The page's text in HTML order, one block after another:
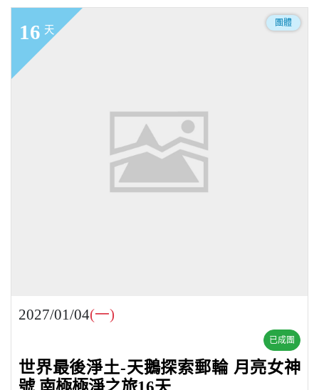
16 天
團體
2027/01/04(一)
已成團
世界最後淨土-天鵝探索郵輪 月亮女神
號 南極極淨之旅16天